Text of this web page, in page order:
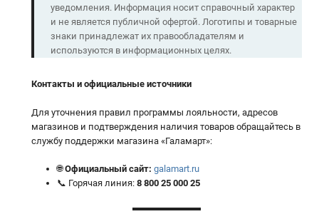
уведомления. Информация носит справочный характер
и не является публичной офертой. Логотипы и товарные
знаки принадлежат их правообладателям и
используются в информационных целях.
Контакты и официальные источники
Для уточнения правил программы лояльности, адресов
магазинов и подтверждения наличия товаров обращайтесь в
службу поддержки магазина «Галамарт»:
🌐Официальный сайт: galamart.ru
📞 Горячая линия: 8 800 25 000 25